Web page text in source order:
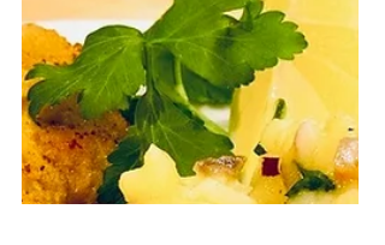
riesig, wenn es hiess: "Oma hat zum
Mittagessen eingeladen". Als Beilage
gab es Rotkohl aus dem eigenen
Garten und Kartoffelklösse. Und
genau so kommt der Rinderbraten
auch heute noch bei mir zu Hause
auf den Tisch. Zutaten: 1.5 kg